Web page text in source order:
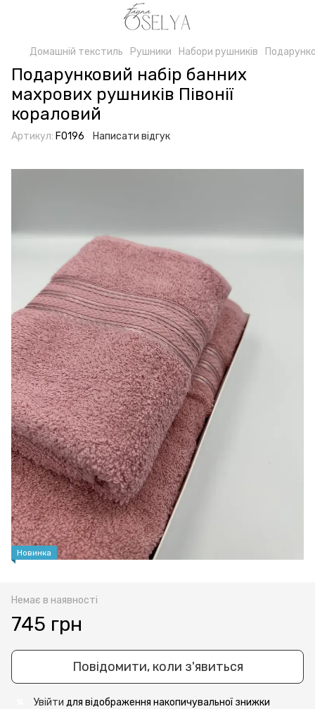
Домашній текстиль Рушники Набори рушників
Подарунковий набір банних
махрових рушників Півонії
кораловий
Артикул: F0196 Написати відгук
Новинка
Немає в наявності
745 грн
Повідомити, коли з'явиться
Увійти для відображення накопичувальної знижки